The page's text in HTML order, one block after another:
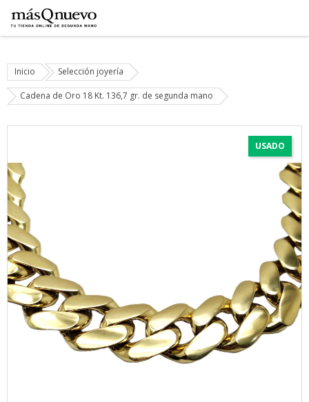
Inicio Selección joyería
Cadena de Oro 18 Kt. 136,7 gr. de segunda mano
USADO